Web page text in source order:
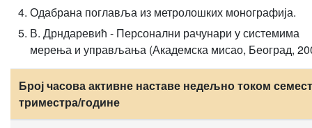
Одабрана поглавља из метролошких монографија.
В. Дрндаревић - Персонални рачунари у системима
мерења и управљања (Академска мисао, Београд,
Број часова активне наставе недељно током
триместра/године